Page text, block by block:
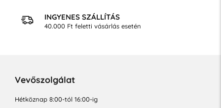
INGYENES SZÁLLÍTÁS
40.000 Ft feletti vásárlás esetén
Vevőszolgálat
Hétköznap 8:00-tól 16:00-ig